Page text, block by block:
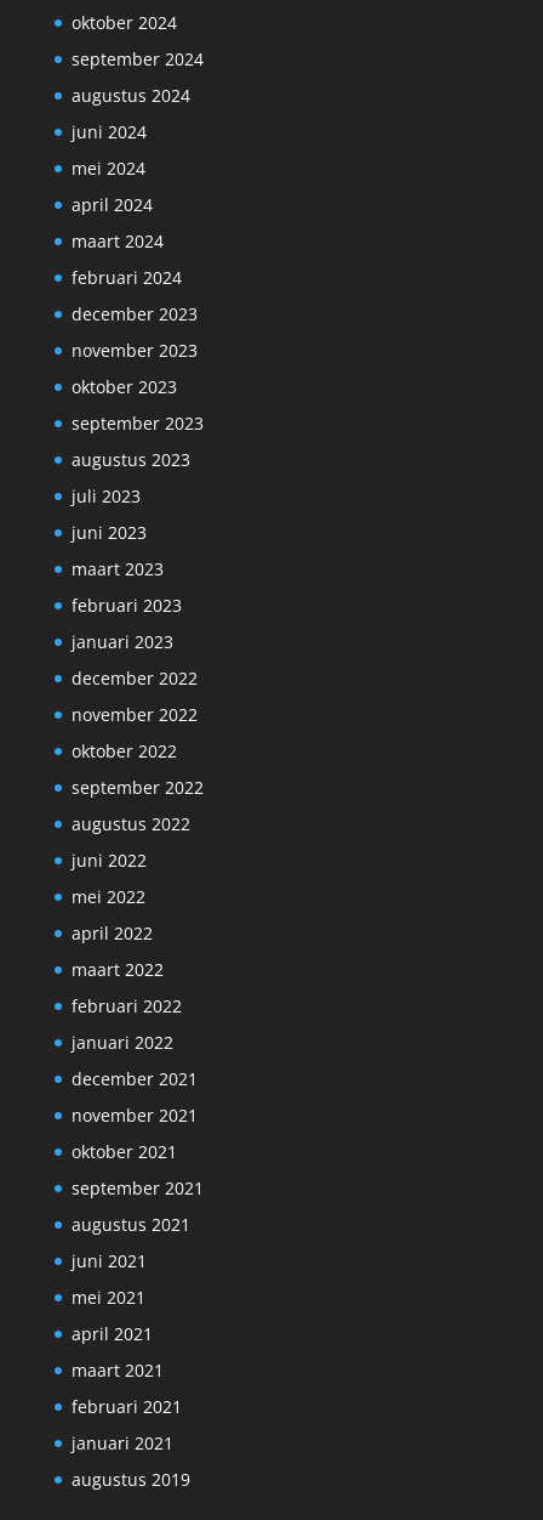
oktober 2024
september 2024
augustus 2024
juni 2024
mei 2024
april 2024
maart 2024
februari 2024
december 2023
november 2023
oktober 2023
september 2023
augustus 2023
juli 2023
juni 2023
maart 2023
februari 2023
januari 2023
december 2022
november 2022
oktober 2022
september 2022
augustus 2022
juni 2022
mei 2022
april 2022
maart 2022
februari 2022
januari 2022
december 2021
november 2021
oktober 2021
september 2021
augustus 2021
juni 2021
mei 2021
april 2021
maart 2021
februari 2021
januari 2021
augustus 2019